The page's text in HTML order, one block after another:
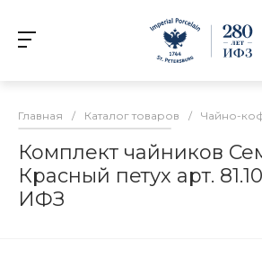
Главная / Каталог товаров / Чайно-
Комплект чайников
Красный петух арт.
ИФЗ